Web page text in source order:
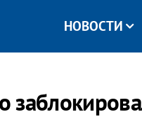
НОВОСТИ